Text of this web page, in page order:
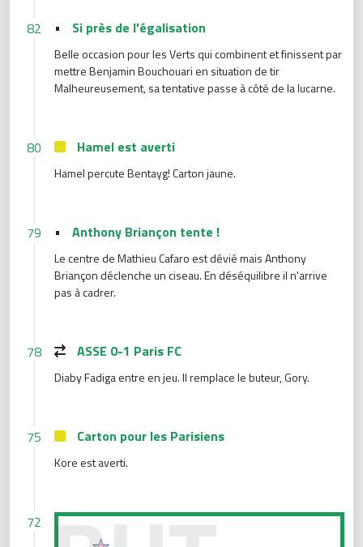
82 • Si près de l'égalisation
Belle occasion pour les Verts qui combinent et finissent par
mettre Benjamin Bouchouari en situation de tir
Malheureusement, sa tentative passe à côté de la lucarne.
80 Hamel est averti
Hamel percute Bentayg! Carton jaune.
79 • Anthony Briançon tente !
Le centre de Mathieu Cafaro est dévié mais Anthony
Briançon déclenche un ciseau. En déséquilibre il n'arrive
pas à cadrer.
78 ASSE 0-1 Paris FC
Diaby Fadiga entre en jeu. Il remplace le buteur, Gory.
75 Carton pour les Parisiens
Kore est averti.
72 But pour le PFC